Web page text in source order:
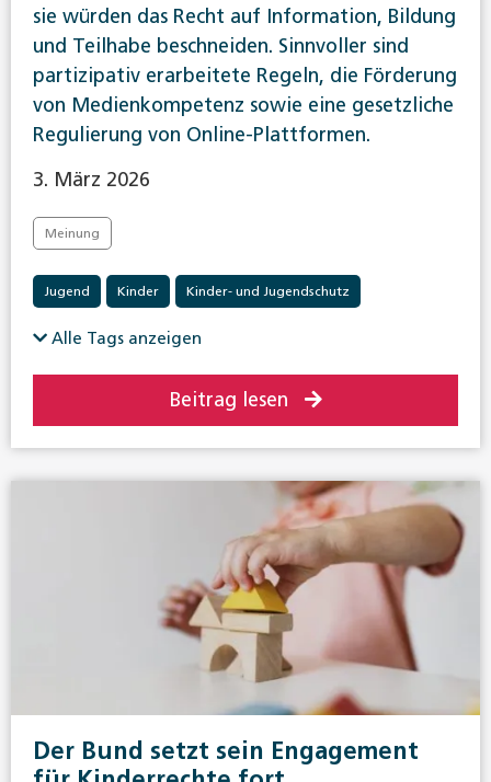
sie würden das Recht auf Information, Bildung
und Teilhabe beschneiden. Sinnvoller sind
partizipativ erarbeitete Regeln, die Förderung
von Medienkompetenz sowie eine gesetzliche
Regulierung von Online-Plattformen.
3. März 2026
Meinung
Jugend Kinder Kinder- und Jugendschutz
Alle Tags anzeigen
Beitrag lesen
Der Bund setzt sein Engagement